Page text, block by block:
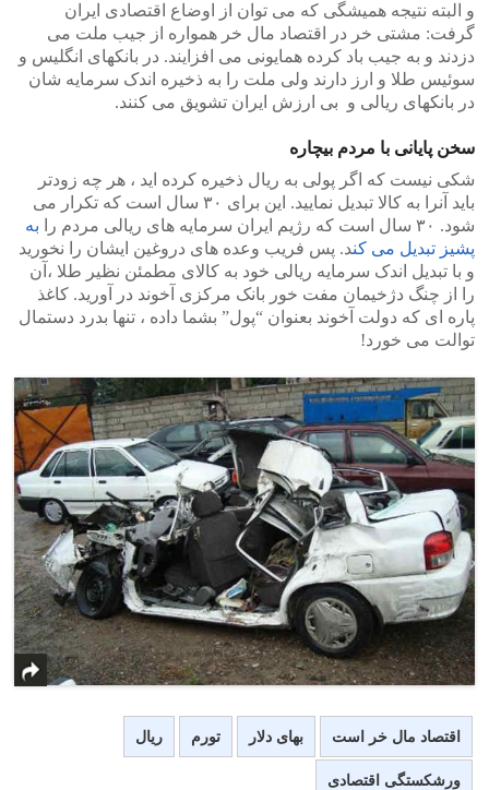
و البته نتیجه همیشگی که می توان از اوضاع اقتصادی ایران
گرفت: مشتی خر در اقتصاد مال خر همواره از جیب ملت می
دزدند و به جیب باد کرده همایونی می افزایند. در بانکهای انگلیس و
سوئیس طلا و ارز دارند ولی ملت را به ذخیره اندک سرمایه شان
در بانکهای ریالی و بی ارزش ایران تشویق می کنند.
سخن پایانی با مردم بیچاره
شکی نیست که اگر پولی به ریال ذخیره کرده اید ، هر چه زودتر
باید آنرا به کالا تبدیل نمایید. این برای ۳۰ سال است که تکرار می
شود. ۳۰ سال است که رژیم ایران سرمایه های ریالی مردم را
به
پشیز تبدیل می کند. پس فریب وعده های دروغین ایشان را نخورید
و با تبدیل اندک سرمایه ریالی خود به کالای مطمئن نظیر طلا ،آن
را از چنگ دژخیمان مفت خور بانک مرکزی آخوند در آورید. کاغذ
پاره ای که دولت آخوند بعنوان “پول” بشما داده ، تنها بدرد دستمال
توالت می خورد!
اقتصاد مال خر است بهای دلار تورم ریال
ورشکستگی اقتصادی